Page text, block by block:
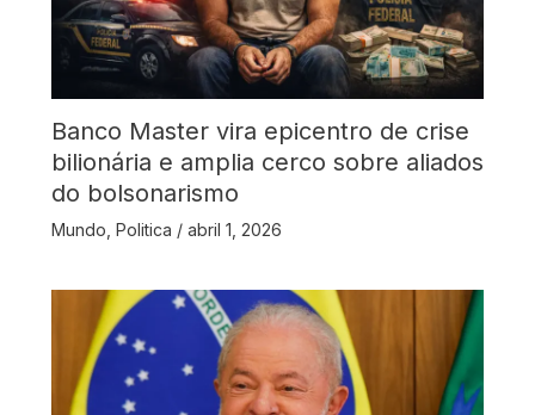
Banco Master vira epicentro de crise
bilionária e amplia cerco sobre aliados
do bolsonarismo
Mundo Politica / abril 1, 2026